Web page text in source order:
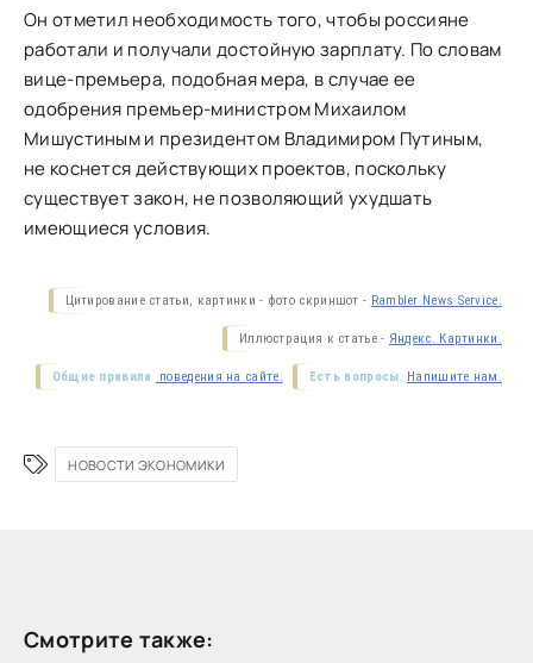
Он отметил необходимость того, чтобы россияне
работали и получали достойную зарплату. По словам
вице-премьера, подобная мера, в случае ее
одобрения премьер-министром Михаилом
Мишустиным и президентом Владимиром Путиным,
не коснется действующих проектов, поскольку
существует закон, не позволяющий ухудшать
имеющиеся условия.
Цитирование статьи, картинки - фото скриншот - Rambler News Service.
Иллюстрация к статье - Яндекс. Картинки.
Есть вопросы. Напишите нам.
Общие правила поведения на сайте.
НОВОСТИ ЭКОНОМИКИ
Смотрите также: